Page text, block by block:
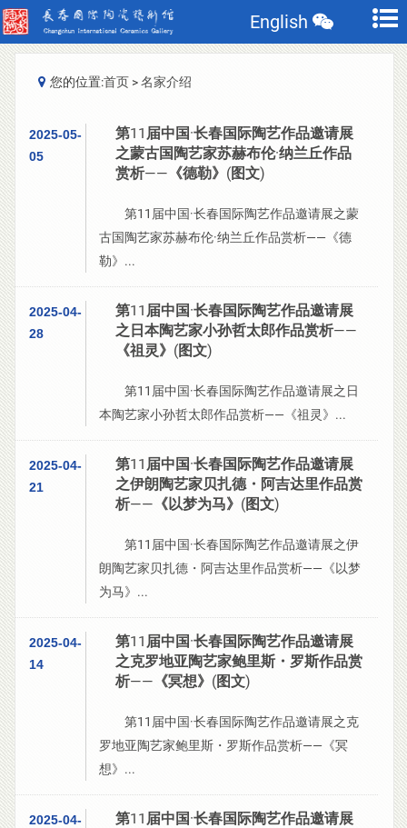
English
您的位置:首页 >名家介绍
2025-05-
05
第11届中国·长春国际陶艺作品邀请展
之蒙古国陶艺家苏赫布伦·纳兰丘作品
赏析——《德勒》(图文)
第11届中国·长春国际陶艺作品邀请展之蒙
古国陶艺家苏赫布伦·纳兰丘作品赏析——《德
勒》...
2025-04-
28
第11届中国·长春国际陶艺作品邀请展
之日本陶艺家小孙哲太郎作品赏析——
《祖灵》(图文)
第11届中国·长春国际陶艺作品邀请展之日
本陶艺家小孙哲太郎作品赏析——《祖灵》...
2025-04-
21
第11届中国·长春国际陶艺作品邀请展
之伊朗陶艺家贝扎德・阿吉达里作品赏
析——《以梦为马》(图文)
第11届中国·长春国际陶艺作品邀请展之伊
朗陶艺家贝扎德・阿吉达里作品赏析——《以梦
为马》...
2025-04-
14
第11届中国·长春国际陶艺作品邀请展
之克罗地亚陶艺家鲍里斯・罗斯作品赏
析——《冥想》(图文)
第11届中国·长春国际陶艺作品邀请展之克
罗地亚陶艺家鲍里斯・罗斯作品赏析——《冥
想》...
2025-04-
第11届中国·长春国际陶艺作品邀请展